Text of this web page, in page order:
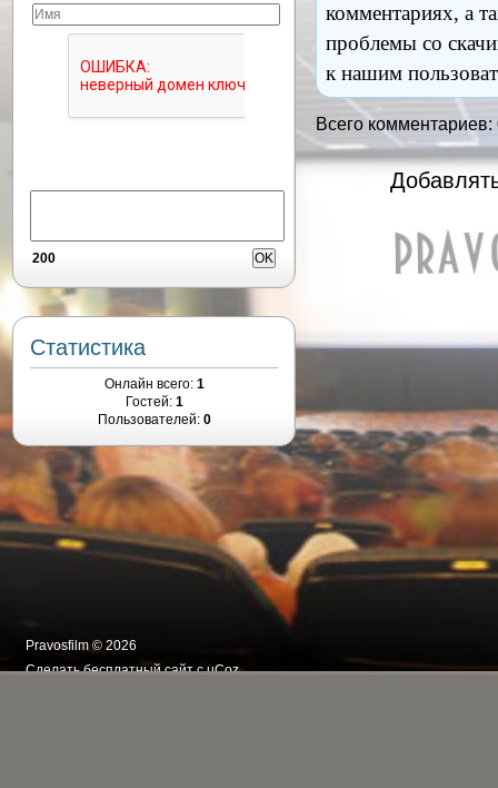
комментариях, а
проблемы со
к нашим
Всего комментариев:
200
Статистика
Онлайн всего: 1
Гостей: 1
Пользователей: 0
Pravosfilm © 2026
Сделатьбесплатный сайтсuCoz